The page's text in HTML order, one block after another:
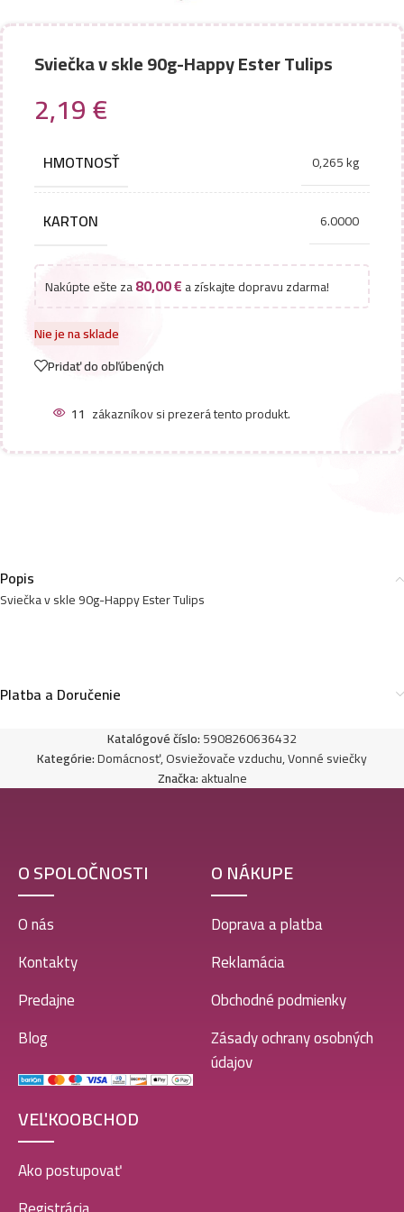
Sviečka v skle 90g-Happy Ester Tulips
2,19€
HMOTNOSŤ 0,265 kg
KARTON 6.0000
Nakúpte ešte za80,00€a získajte dopravu zdarma!
Nie je na sklade
Pridať do obľúbených
11 zákazníkov si prezerá tento produkt.
Popis
Sviečka v skle 90g-Happy Ester Tulips
Platba a Doručenie
Katalógové číslo:5908260636432
Kategórie:Domácnosť,Osviežovače vzduchu,Vonné sviečky
Značka:aktualne
O SPOLOČNOSTI
O nás
Kontakty
Predajne
Blog
O NÁKUPE
Doprava a platba
Reklamácia
Obchodné podmienky
Zásady ochrany osobných
údajov
VEĽKOOBCHOD
Ako postupovať